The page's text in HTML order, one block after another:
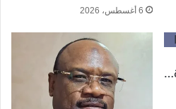
6 أغسطس، 2026